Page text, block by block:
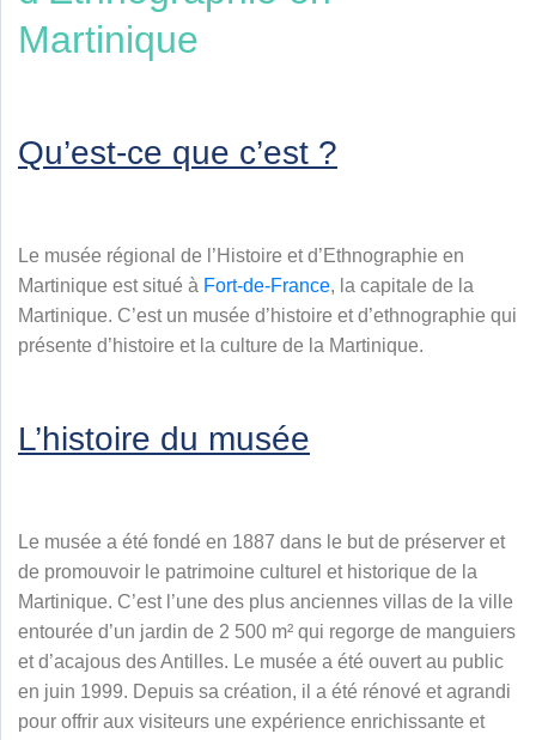
Martinique
Qu’est-ce que c’est ?
Le musée régional de l’Histoire et d’Ethnographie en
Martinique est situé à Fort-de-France, la capitale de la
Martinique. C’est un musée d’histoire et d’ethnographie qui
présente d’histoire et la culture de la Martinique.
L’histoire du musée
Le musée a été fondé en 1887 dans le but de préserver et
de promouvoir le patrimoine culturel et historique de la
Martinique. C’est l’une des plus anciennes villas de la ville
entourée d’un jardin de 2 500 m² qui regorge de manguiers
et d’acajous des Antilles. Le musée a été ouvert au public
en juin 1999. Depuis sa création, il a été rénové et agrandi
pour offrir aux visiteurs une expérience enrichissante et